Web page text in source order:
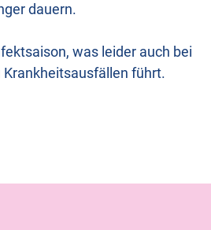
dauern.
was leider auch bei
führt.